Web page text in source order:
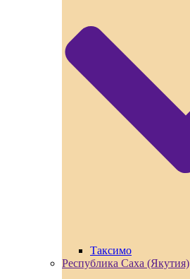
Таксимо
Республика Саха (Якутия)